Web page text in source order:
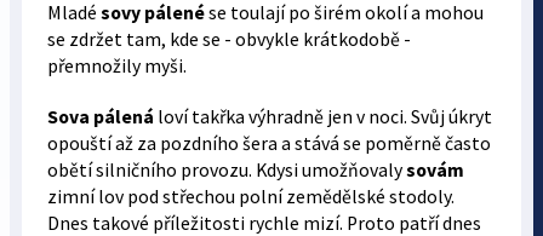
Mladé sovy pálenése toulají po širém okolí a mohou
se zdržet tam, kde se - obvykle krátkodobě -
přemnožily myši.
Sova pálená loví takřka výhradně jen v noci. Svůj úkryt
opouští až za pozdního šera a stává se poměrně často
obětí silničního provozu. Kdysi umožňovalysovám
zimní lov pod střechou polní zemědělské stodoly.
Dnes takové příležitosti rychle mizí. Proto patří dnes